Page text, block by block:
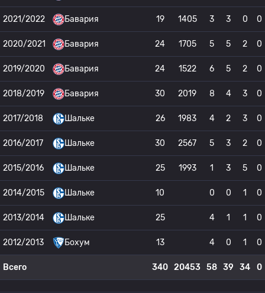
2021/2022 Бавария 19 1405 3 3 0 0
2020/2021 Бавария 24 1705 5 5 2 0
2019/2020 Бавария 24 1522 6 5 2 0
2018/2019 Бавария 30 2019 8 4 3 0
2017/2018 Шальке 26 1983 4 2 3 0
2016/2017 Шальке 30 2567 5 3 2 0
2015/2016 Шальке 25 1993 1 3 5 0
2014/2015 Шальке 10 0 0 1 0
2013/2014 Шальке 25 4 1 1 0
2012/2013 Бохум 13 4 0 1 0
Всего 340 20453 58 39 34 0